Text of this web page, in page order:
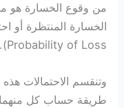
من وقوع الخسارة هو
الخسارة المنتظرة أو
Probability of Loss).
وتنقسم الاحتمالات
طريقة حساب كل